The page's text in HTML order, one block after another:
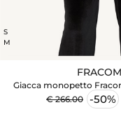
S
M
Giacca monopetto
€ 266.00 -50%